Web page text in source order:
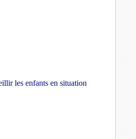
les enfants en situation